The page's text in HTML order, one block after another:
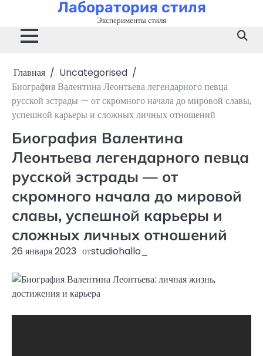
содержимому
Лаборатория стиля
Эксперименты стиля
Главная
Uncategorised
Биография Валентина Леонтьева легендарного певца
русской эстрады — от скромного начала до мировой славы,
успешной карьеры и сложных личных отношений
Биография Валентина
Леонтьева легендарного певца
русской эстрады — от
скромного начала до мировой
славы, успешной карьеры и
сложных личных отношений
26 января 2023 отstudiohallo_